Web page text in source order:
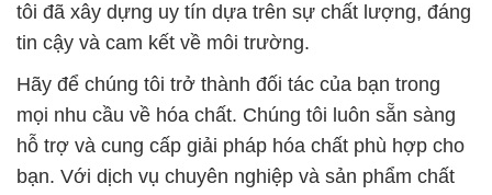
tôi đã xây dựng uy tín dựa trên sự chất lượng, đáng
tin cậy và cam kết về môi trường.
Hãy để chúng tôi trở thành đối tác của bạn trong
mọi nhu cầu về hóa chất. Chúng tôi luôn sẵn sàng
hỗ trợ và cung cấp giải pháp hóa chất phù hợp cho
bạn. Với dịch vụ chuyên nghiệp và sản phẩm chất